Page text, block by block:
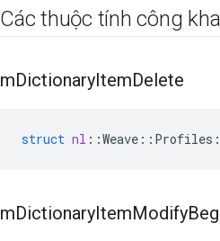
Các thuộc tính công
mDictionaryItemDelete
struct nl ::Weave :: Profiles
mDictionaryItemModify